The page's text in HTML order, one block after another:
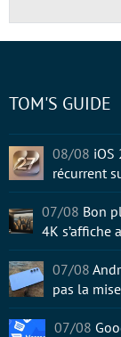
TOM'S GUIDE
08/08 iOS
récurrent
07/08 Bon
4K s’affiche
07/08
pas la
07/08